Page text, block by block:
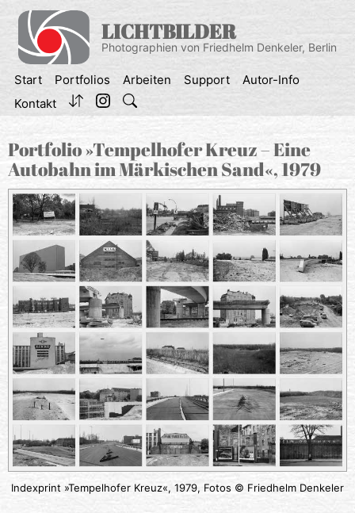
Inhalt
springen
LICHTBILDER
Photographien von Friedhelm Denkeler, Berlin
Start Portfolios Arbeiten Support
Autor-Info
Kontakt
Portfolio »Tempelhofer Kreuz – Eine
Autobahn im Märkischen Sand«, 1979
Indexprint »Tempelhofer Kreuz«, 1979, Fotos © Friedhelm Denkeler